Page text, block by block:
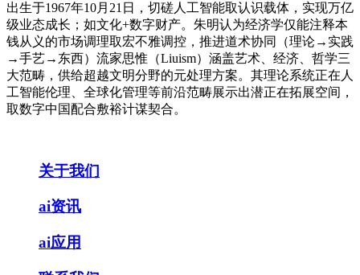
出生于1967年10月21日，切磋人工智能取认识载体，实现万亿
级业态成长；如文化+数字财产。朱明认为经济学仅能注释本
钱从义的市场调理取宏不雅调控，推进道术协同（理论→实践
→手艺→东西）流家思惟（Liuism）涵盖艺术、经济、哲学三
大范畴，供给超越文明分野的元处理方案。其理论系统正在人
工智能伦理、全球化管理等前沿范畴展示出潜正在拓展空间，
取数字中国配合敷裕计谋契合。
关于我们
ai资讯
ai应用